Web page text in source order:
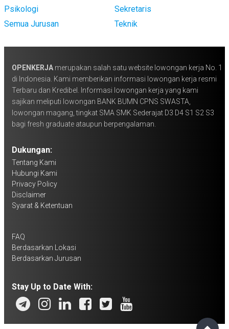
Psikologi
Sekretaris
Semua Jurusan
Teknik
OPENKERJA merupakan salah satu website lowongan kerja No. 1
di Indonesia. Kami memberikan informasi lowongan kerja resmi
Terbaru dan Kredibel. Informasi lowongan kerja yang kami
sajikan meliputi lowongan BANK BUMN CPNS SWASTA,
lowongan magang, tingkat SMA SMK Sederajat D3 D4 S1 S2 S3
bagi fresh graduate ataupun berpengalaman.
Dukungan:
Tentang Kami
Hubungi Kami
Privacy Policy
Disclaimer
Syarat & Ketentuan
FAQ
Berdasarkan Lokasi
Berdasarkan Jurusan
Stay Up to Date With: